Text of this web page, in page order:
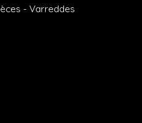
- Varreddes